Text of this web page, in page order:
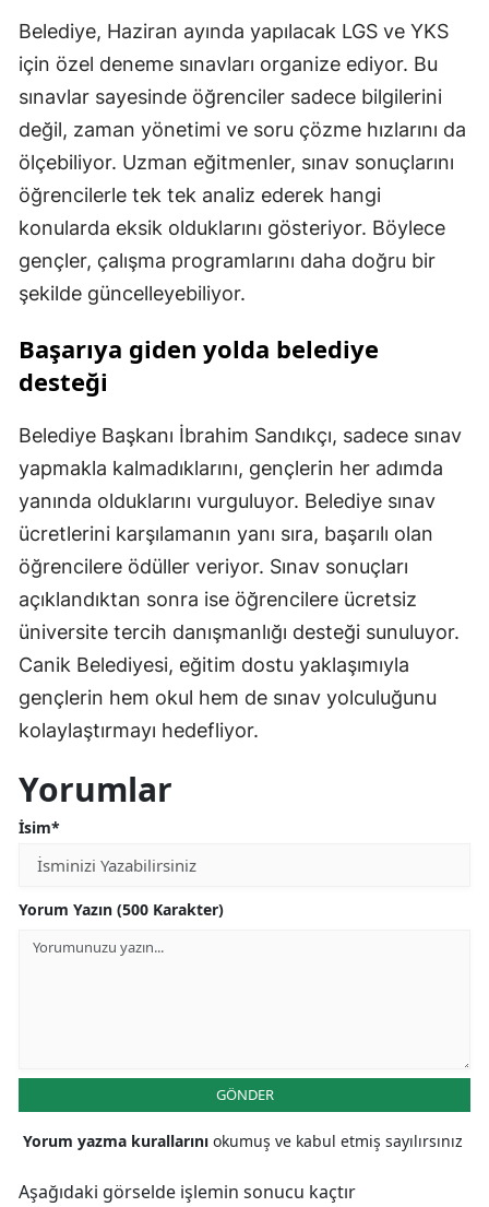
Belediye, Haziran ayında yapılacak LGS ve YKS
için özel deneme sınavları organize ediyor. Bu
sınavlar sayesinde öğrenciler sadece bilgilerini
değil, zaman yönetimi ve soru çözme hızlarını da
ölçebiliyor. Uzman eğitmenler, sınav sonuçlarını
öğrencilerle tek tek analiz ederek hangi
konularda eksik olduklarını gösteriyor. Böylece
gençler, çalışma programlarını daha doğru bir
şekilde güncelleyebiliyor.
Başarıya giden yolda belediye
desteği
Belediye Başkanı İbrahim Sandıkçı, sadece sınav
yapmakla kalmadıklarını, gençlerin her adımda
yanında olduklarını vurguluyor. Belediye sınav
ücretlerini karşılamanın yanı sıra, başarılı olan
öğrencilere ödüller veriyor. Sınav sonuçları
açıklandıktan sonra ise öğrencilere ücretsiz
üniversite tercih danışmanlığı desteği sunuluyor.
Canik Belediyesi, eğitim dostu yaklaşımıyla
gençlerin hem okul hem de sınav yolculuğunu
kolaylaştırmayı hedefliyor.
Yorumlar
İsim*
Yorum Yazın (500 Karakter)
GÖNDER
Yorum yazma kurallarını okumuş ve kabul etmiş sayılırsınız
Aşağıdaki görselde işlemin sonucu kaçtır